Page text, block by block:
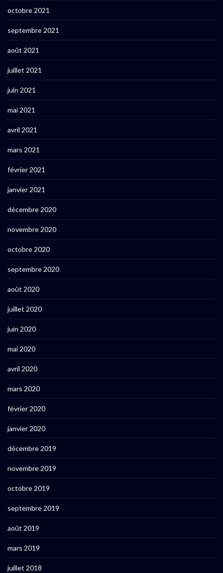
octobre 2021
septembre 2021
août 2021
juillet 2021
juin 2021
mai 2021
avril 2021
mars 2021
février 2021
janvier 2021
décembre 2020
novembre 2020
octobre 2020
septembre 2020
août 2020
juillet 2020
juin 2020
mai 2020
avril 2020
mars 2020
février 2020
janvier 2020
décembre 2019
novembre 2019
octobre 2019
septembre 2019
août 2019
mars 2019
juillet 2018